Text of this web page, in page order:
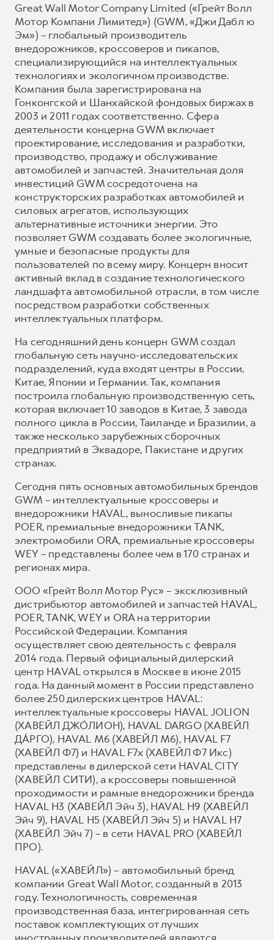
Great Wall Motor Company Limited («Грейт Волл
Мотор Компани Лимитед») (GWM, «Джи Дабл ю
Эм») – глобальный производитель
внедорожников, кроссоверов и пикапов,
специализирующийся на интеллектуальных
технологиях и экологичном производстве.
Компания была зарегистрирована на
Гонконгской и Шанхайской фондовых биржах в
2003 и 2011 годах соответственно. Сфера
деятельности концерна GWM включает
проектирование, исследования и разработки,
производство, продажу и обслуживание
автомобилей и запчастей. Значительная доля
инвестиций GWM сосредоточена на
конструкторских разработках автомобилей и
силовых агрегатов, использующих
альтернативные источники энергии. Это
позволяет GWM создавать более экологичные,
умные и безопасные продукты для
пользователей по всему миру. Концерн вносит
активный вклад в создание технологического
ландшафта автомобильной отрасли, в том числе
посредством разработки собственных
интеллектуальных платформ.
На сегодняшний день концерн GWM создал
глобальную сеть научно-исследовательских
подразделений, куда входят центры в России,
Китае, Японии и Германии. Так, компания
построила глобальную производственную сеть,
которая включает 10 заводов в Китае, 3 завода
полного цикла в России, Таиланде и Бразилии, а
также несколько зарубежных сборочных
предприятий в Эквадоре, Пакистане и других
странах.
Сегодня пять основных автомобильных брендов
GWM – интеллектуальные кроссоверы и
внедорожники HAVAL, выносливые пикапы
POER, премиальные внедорожники TANK,
электромобили ORA, премиальные кроссоверы
WEY – представлены более чем в 170 странах и
регионах мира.
ООО «Грейт Волл Мотор Рус» – эксклюзивный
дистрибьютор автомобилей и запчастей HAVAL,
POER, TANK, WEY и ORA на территории
Российской Федерации. Компания
осуществляет свою деятельность с февраля
2014 года. Первый официальный дилерский
центр HAVAL открылся в Москве в июне 2015
года. На данный момент в России представлено
более 250 дилерских центров HAVAL:
интеллектуальные кроссоверы HAVAL JOLION
(ХАВЕЙЛ ДЖО́ЛИОН), HAVAL DARGO (ХАВЕЙЛ
ДА́РГО), HAVAL М6 (ХАВЕЙЛ M6), HAVAL F7
(ХАВЕЙЛ Ф7) и HAVAL F7x (ХАВЕЙЛ Ф7 Икс)
представлены в дилерской сети HAVAL CITY
(ХАВЕЙЛ СИТИ), а кроссоверы повышенной
проходимости и рамные внедорожники бренда
HAVAL H3 (ХАВЕЙЛ Эйч 3), HAVAL H9 (ХАВЕЙЛ
Эйч 9), HAVAL H5 (ХАВЕЙЛ Эйч 5) и HAVAL H7
(ХАВЕЙЛ Эйч 7) – в сети HAVAL PRO (ХАВЕЙЛ
ПРО).
HAVAL («ХАВЕЙЛ») – автомобильный бренд
компании Great Wall Motor, созданный в 2013
году. Технологичность, современная
производственная база, интегрированная сеть
поставок комплектующих от лучших